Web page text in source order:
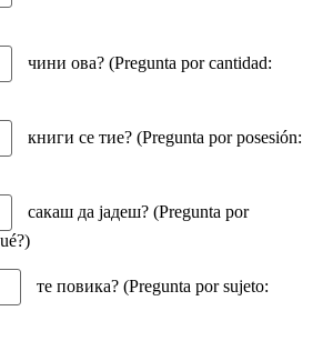
чини ова? (Pregunta por cantidad:
книги се тие? (Pregunta por posesión:
сакаш да јадеш? (Pregunta por
те повика? (Pregunta por sujeto: